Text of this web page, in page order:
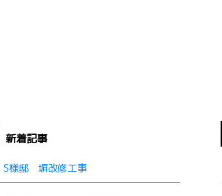
新着記事
S様邸 塀改修工事